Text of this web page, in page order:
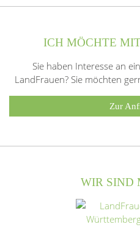
ICH MÖCHTE
Sie haben Interesse an
LandFrauen? Sie möchten
Zur
WIR SIND